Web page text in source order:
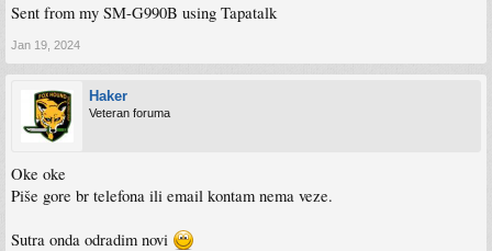
Sent from my SM-G990B using Tapatalk
Jan 19, 2024
Haker
Veteran foruma
Oke oke
Piše gore br telefona ili email kontam nema veze.
Sutra onda odradim novi